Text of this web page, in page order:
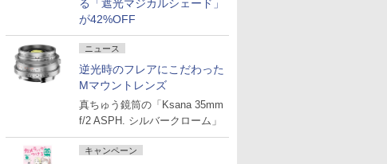
る「遮光マジカルシェード」
が42%OFF
ニュース
逆光時のフレアにこだわった
Mマウントレンズ
真ちゅう鏡筒の「Ksana 35mm
f/2 ASPH. シルバークローム」
キャンペーン